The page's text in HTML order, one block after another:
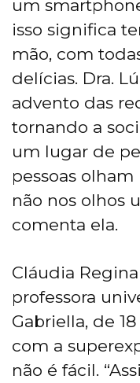
um
isso significa
mão, com
delícias. Dra.
advento das
tornando a
um lugar de
pessoas
não nos olhos
comenta ela.
Cláudia
professora
Gabriella, de
com a
não é fácil.